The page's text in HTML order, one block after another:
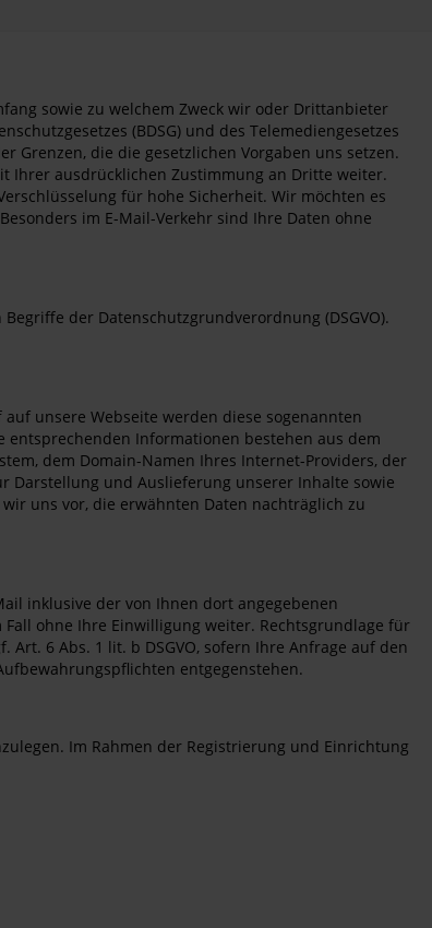
sowie zu welchem Zweck wir oder Drittanbieter
(BDSG) und des Telemediengesetzes
Grenzen, die die gesetzlichen Vorgaben uns setzen.
Ihrer ausdrücklichen Zustimmung an Dritte weiter.
für hohe Sicherheit. Wir möchten es
im E-Mail-Verkehr sind Ihre Daten ohne
der Datenschutzgrundverordnung (DSGVO).
unsere Webseite werden diese sogenannten
entsprechenden Informationen bestehen aus dem
dem Domain-Namen Ihres Internet-Providers, der
Darstellung und Auslieferung unserer Inhalte sowie
uns vor, die erwähnten Daten nachträglich zu
inklusive der von Ihnen dort angegebenen
ohne Ihre Einwilligung weiter. Rechtsgrundlage für
6 Abs. 1 lit. b DSGVO, sofern Ihre Anfrage auf den
entgegenstehen.
Im Rahmen der Registrierung und Einrichtung